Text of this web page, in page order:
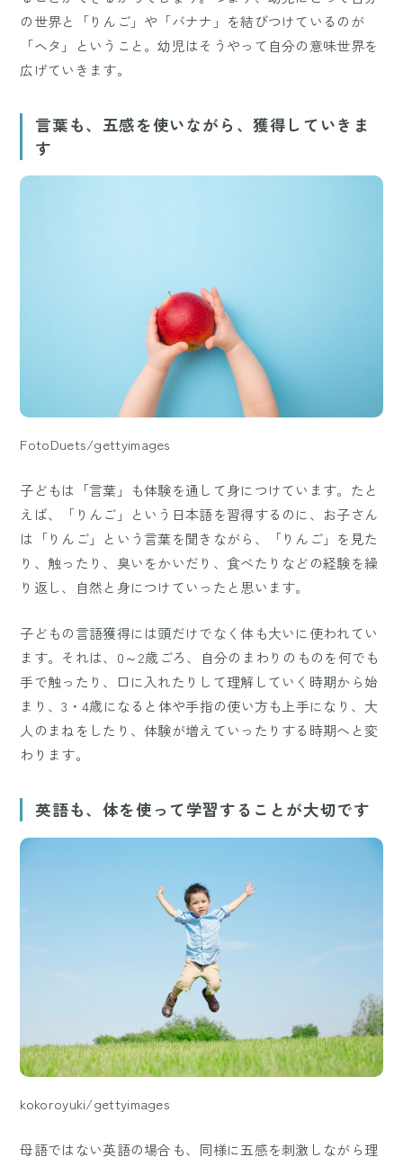
の世界と「りんご」や「バナナ」を結びつけているのが
「ヘタ」ということ。幼児はそうやって自分の意味世界を
広げていきます。
言葉も、五感を使いながら、獲得していきま
す
FotoDuets/gettyimages
子どもは「言葉」も体験を通して身につけています。たと
えば、「りんご」という日本語を習得するのに、お子さん
は「りんご」という言葉を聞きながら、「りんご」を見た
り、触ったり、臭いをかいだり、食べたりなどの経験を繰
り返し、自然と身につけていったと思います。
子どもの言語獲得には頭だけでなく体も大いに使われてい
ます。それは、0～2歳ごろ、自分のまわりのものを何でも
手で触ったり、口に入れたりして理解していく時期から始
まり、3・4歳になると体や手指の使い方も上手になり、大
人のまねをしたり、体験が増えていったりする時期へと変
わります。
英語も、体を使って学習することが大切です
kokoroyuki/gettyimages
母語ではない英語の場合も、同様に五感を刺激しながら理